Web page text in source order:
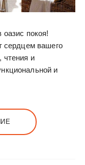
оазис покоя!
сердцем вашего
чтения и
и